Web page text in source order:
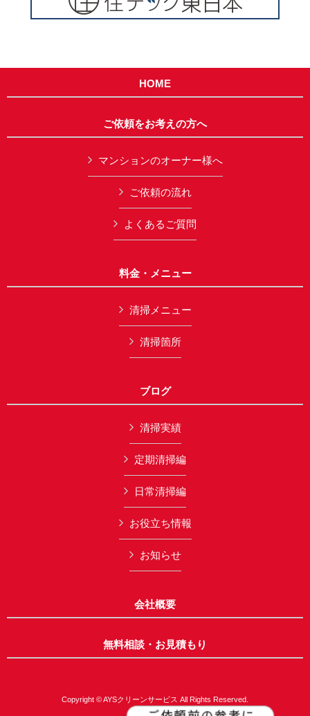
HOME
ご依頼をお考えの方へ
マンションのオーナー様へ
ご依頼の流れ
よくあるご質問
料金・メニュー
清掃メニュー
清掃箇所
ブログ
清掃実績
定期清掃編
日常清掃編
お役立ち情報
お知らせ
会社概要
無料相談・お見積もり
Copyright © AYSクリーンサービス All Rights Reserved.